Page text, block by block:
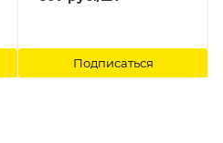
Подписаться